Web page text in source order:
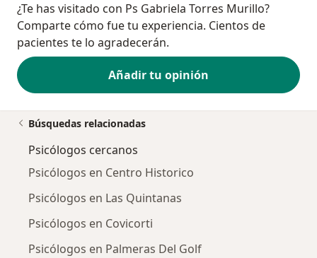
¿Te has visitado con Ps Gabriela Torres Murillo?
Comparte cómo fue tu experiencia. Cientos de
pacientes te lo agradecerán.
Añadir tu opinión
Búsquedas relacionadas
Psicólogos cercanos
Psicólogos en Centro Historico
Psicólogos en Las Quintanas
Psicólogos en Covicorti
Psicólogos en Palmeras Del Golf